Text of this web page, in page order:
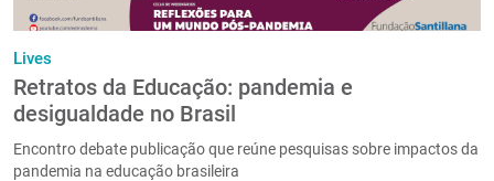
Lives
Retratos da Educação: pandemia e
desigualdade no Brasil
Encontro debate publicação que reúne pesquisas sobre impactos da
pandemia na educação brasileira